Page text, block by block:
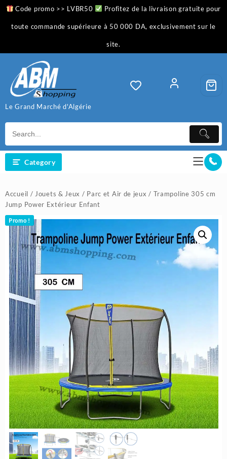
Skip
content
Code promo >> LVBR50 Profitez de la livraison gratuite pour
toute commande supérieure à 50 000 DA, exclusivement sur le
site.
Le Grand Marché d'Algérie
Category
Accueil /Jouets & Jeux / Parc et Air de jeux / Trampoline 305 cm
Jump Power Extérieur Enfant
Promo !